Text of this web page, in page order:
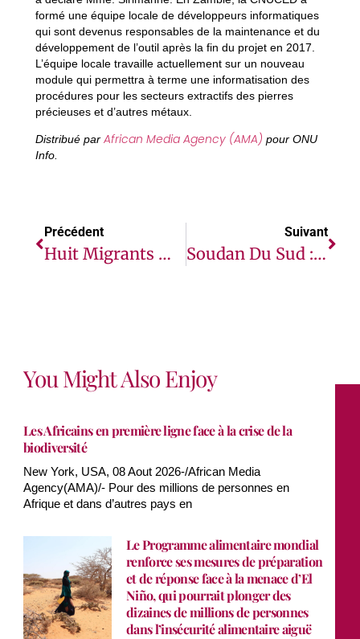
formé une équipe locale de développeurs informatiques
qui sont devenus responsables de la maintenance et du
développement de l’outil après la fin du projet en 2017.
L’équipe locale travaille actuellement sur un nouveau
module qui permettra à terme une informatisation des
procédures pour les secteurs extractifs des pierres
précieuses et d’autres métaux.
Distribué par African Media Agency (AMA) pour ONU
Info.
Précédent
Huit Migrants Meurent Après Avoir Été Éjectés D’un Bateau Par Des Passeurs Près De Djibouti (OIM)
Suivant
Soudan Du Sud : Un Panel D’experts De L’ONU Dénonce La Stratégie De La Faim Utilisée Comme Arme De Guerre
You Might Also Enjoy
Les Africains en première ligne face à la crise de la
biodiversité
New York, USA, 08 Aout 2026-/African Media
Agency(AMA)/- Pour des millions de personnes en
Afrique et dans d’autres pays en
Le Programme alimentaire mondial
renforce ses mesures de préparation
et de réponse face à la menace d’El
Niño, qui pourrait plonger des
dizaines de millions de personnes
dans l’insécurité alimentaire aiguë